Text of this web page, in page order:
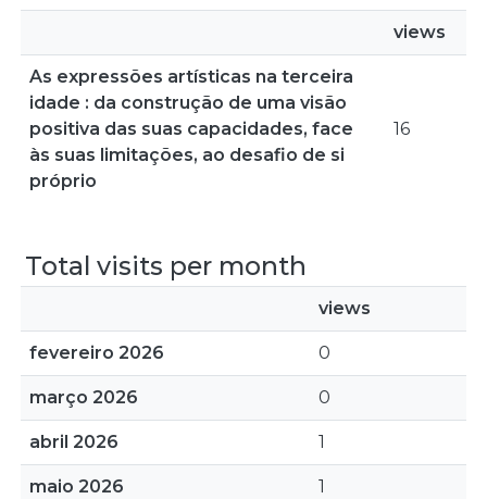
views
As expressões artísticas na terceira
idade : da construção de uma visão
positiva das suas capacidades, face
às suas limitações, ao desafio de si
próprio
16
Total visits per month
views
fevereiro 2026 0
março 2026 0
abril 2026 1
maio 2026 1